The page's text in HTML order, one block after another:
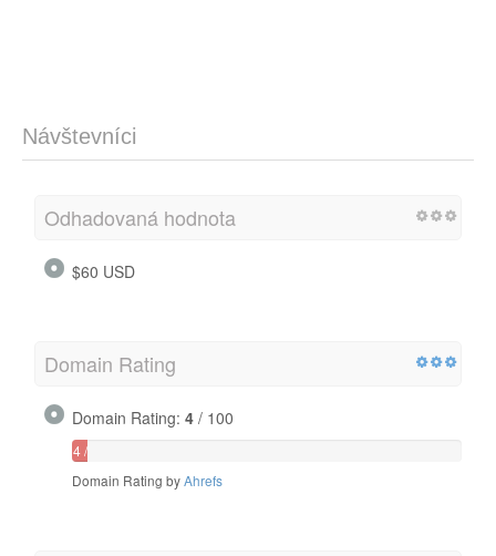
Návštevníci
Odhadovaná hodnota
$60 USD
Domain Rating
Domain Rating: 4 / 100
4 /
100
Domain Rating byAhrefs